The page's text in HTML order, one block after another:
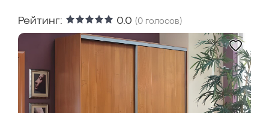
Рейтинг: 0.0 (0 голосов)